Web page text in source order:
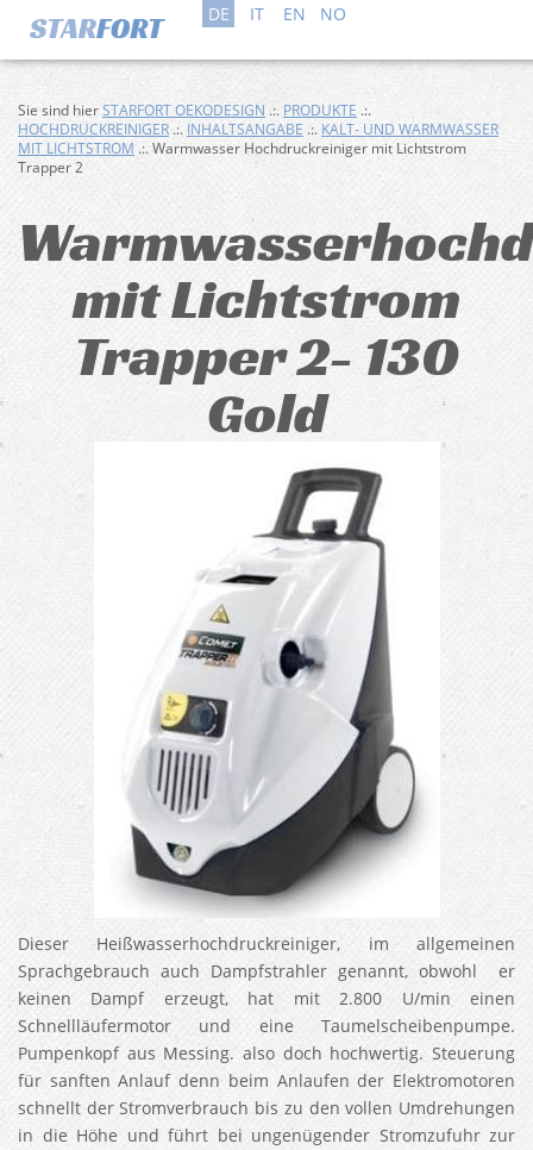
DE IT EN NO
Sie sind hierSTARFORT OEKODESIGN .:. PRODUKTE .:.
HOCHDRUCKREINIGER .:. INHALTSANGABE .:. KALT- UND WARMWASSER
MIT LICHTSTROM .:. Warmwasser Hochdruckreiniger mit Lichtstrom
Trapper 2
mit Lichtstrom
Trapper 2- 130
Gold
Dieser Heißwasserhochdruckreiniger, im allgemeinen
Sprachgebrauch auch Dampfstrahler genannt, obwohl er
keinen Dampf erzeugt, hat mit 2.800 U/min einen
Schnellläufermotor und eine Taumelscheibenpumpe.
Pumpenkopf aus Messing. also doch hochwertig. Steuerung
für sanften Anlauf denn beim Anlaufen der Elektromotoren
schnellt der Stromverbrauch bis zu den vollen Umdrehungen
in die Höhe und führt bei ungenügender Stromzufuhr zur